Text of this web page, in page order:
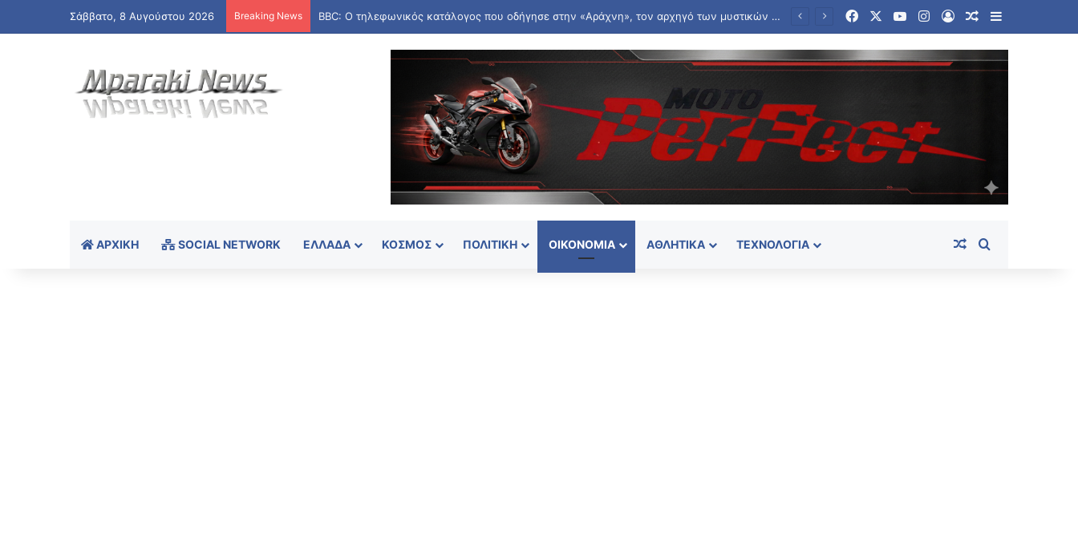
Σάββατο, 8 Αυγούστου 2026 Breaking News Κόμμα Καρυστιανού: Οι 79 πρώτες ημέρες – Οι αποχωρήσεις και το βαθύ «ρήγμα» με την ηγεσία FacebookYouTubeInstagram
Log InRandom Article
Sidebar
ΑΡΧΙΚΉ SOCIAL NETWORK ΕΛΛΆΔΑ ΚΌΣΜΟΣ ΠΟΛΙΤΙΚΉ ΟΙΚΟΝΟΜΊΑ ΑΘΛΗΤΙΚΆ ΤΕΧΝΟΛΟΓΊΑ Random Article